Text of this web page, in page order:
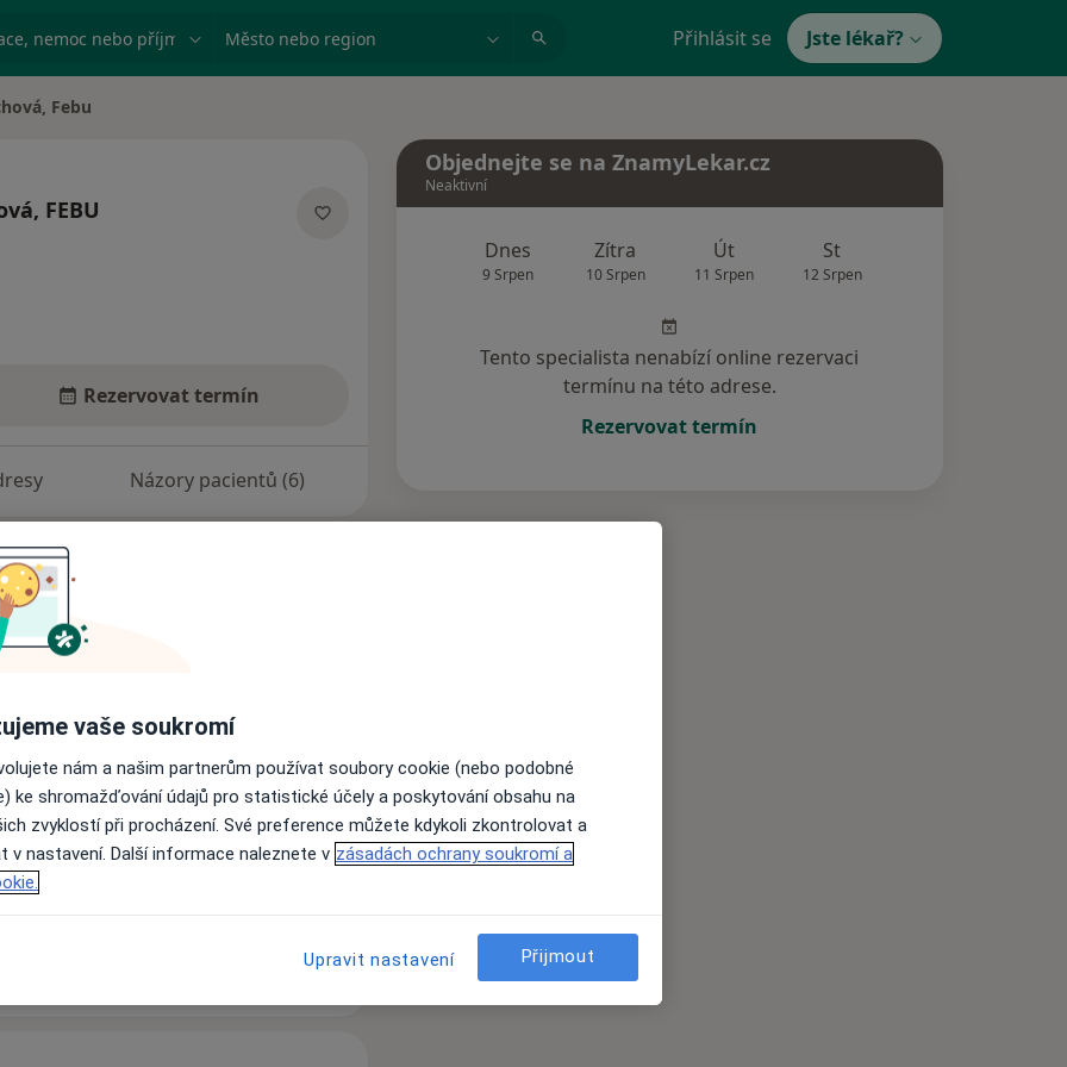
nemoc nebo příjmení Město nebo region Přihlásit se Jste lékař?
Febu
FEBU
Rezervovat termín
Názory pacientů (6)
Andrologie.
fakultě Univerzity Karlovy.
Experimentální chirurgie na 2.
Babjuka.
Pasau a Kielu. V roce 2008
Lékařské fakulty UK v rámci kurzu
nejsou k dispozici
informace o svých službách.
Objednejte se na ZnamyLekar.cz
Neaktivní
Dnes
9 Srpen
Zítra
10 Srpen
Út
11 Srpen
St
12 Srpen
Tento specialista nenabízí online rezervaci
termínu na této adrese.
Rezervovat termín
vaše soukromí
nám a našim partnerům používat soubory cookie (nebo podobné
ke shromažďování údajů pro statistické účely a poskytování obsahu na
zvyklostí při procházení. Své preference můžete kdykoli zkontrolovat a
v nastavení. Další informace naleznete v zásadách ochrany soukromí a
Upravit nastavení Přijmout